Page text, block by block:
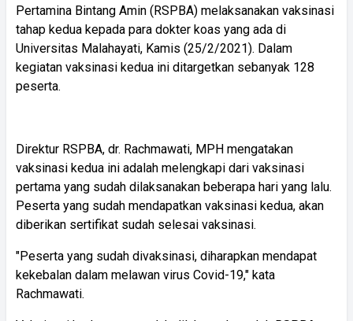
Pertamina Bintang Amin (RSPBA) melaksanakan vaksinasi
tahap kedua kepada para dokter koas yang ada di
Universitas Malahayati, Kamis (25/2/2021). Dalam
kegiatan vaksinasi kedua ini ditargetkan sebanyak 128
peserta.
Direktur RSPBA, dr. Rachmawati, MPH mengatakan
vaksinasi kedua ini adalah melengkapi dari vaksinasi
pertama yang sudah dilaksanakan beberapa hari yang lalu.
Peserta yang sudah mendapatkan vaksinasi kedua, akan
diberikan sertifikat sudah selesai vaksinasi.
"Peserta yang sudah divaksinasi, diharapkan mendapat
kekebalan dalam melawan virus Covid-19," kata
Rachmawati.